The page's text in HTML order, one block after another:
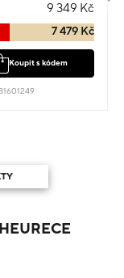
9 349 Kč
7 479 Kč
Koupit s kódem